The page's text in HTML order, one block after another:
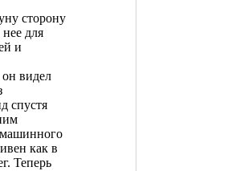
сторону
для
и
видел
спустя
машинного
как в
Теперь